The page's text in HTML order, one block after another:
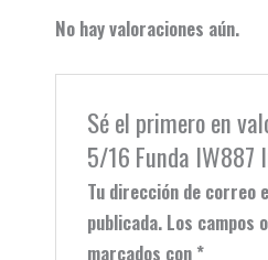
No hay valoraciones aún.
Sé el primero en
5/16 Funda IW887
Tu dirección de correo
publicada. Los campos
marcados con *